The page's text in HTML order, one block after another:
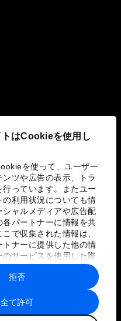
トはCookieを使用し
を使って、ユーザー
ツや広告の表示、トラ
っています。またユー
利用状況についても情
ャルメディアや広告配
パートナーに情報を共
で収集された情報は、
トナーに提供した他の情
サービスを使用した際
と組み合わされ、各パー
されることがありま
全て許可
拒否
ーと利用規約
プ